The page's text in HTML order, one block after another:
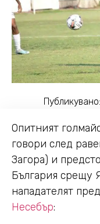
Публикувано:
Опитният
говори след
Загора) и
България срещу
нападателят пред
Несебър: